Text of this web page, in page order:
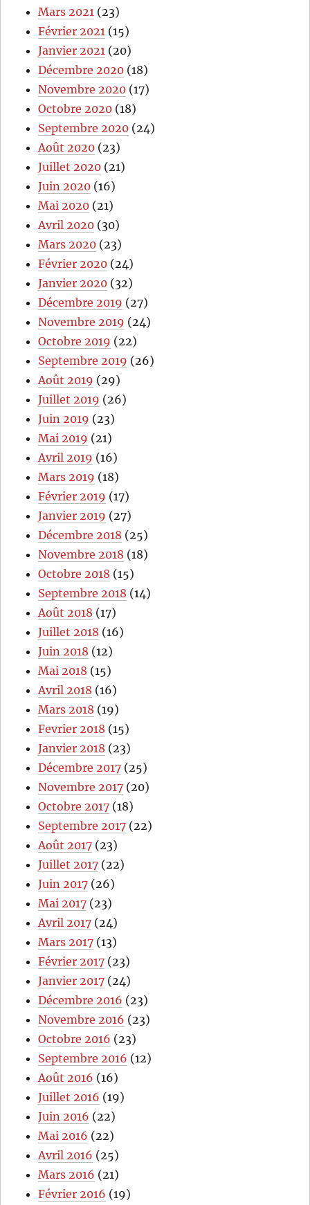
Mars 2021 (23)
Février 2021 (15)
Janvier 2021 (20)
Décembre 2020 (18)
Novembre 2020 (17)
Octobre 2020 (18)
Septembre 2020 (24)
Août 2020 (23)
Juillet 2020 (21)
Juin 2020 (16)
Mai 2020 (21)
Avril 2020 (30)
Mars 2020 (23)
Février 2020 (24)
Janvier 2020 (32)
Décembre 2019 (27)
Novembre 2019 (24)
Octobre 2019 (22)
Septembre 2019 (26)
Août 2019 (29)
Juillet 2019 (26)
Juin 2019 (23)
Mai 2019 (21)
Avril 2019 (16)
Mars 2019 (18)
Février 2019 (17)
Janvier 2019 (27)
Décembre 2018 (25)
Novembre 2018 (18)
Octobre 2018 (15)
Septembre 2018 (14)
Août 2018 (17)
Juillet 2018 (16)
Juin 2018 (12)
Mai 2018 (15)
Avril 2018 (16)
Mars 2018 (19)
Fevrier 2018 (15)
Janvier 2018 (23)
Décembre 2017 (25)
Novembre 2017 (20)
Octobre 2017 (18)
Septembre 2017 (22)
Août 2017 (23)
Juillet 2017 (22)
Juin 2017 (26)
Mai 2017 (23)
Avril 2017 (24)
Mars 2017 (13)
Février 2017 (23)
Janvier 2017 (24)
Décembre 2016 (23)
Novembre 2016 (23)
Octobre 2016 (23)
Septembre 2016 (12)
Août 2016 (16)
Juillet 2016 (19)
Juin 2016 (22)
Mai 2016 (22)
Avril 2016 (25)
Mars 2016 (21)
Février 2016 (19)